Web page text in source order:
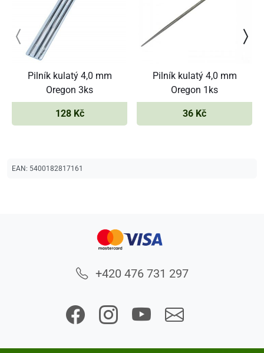
Pilník kulatý 4,0 mm
Oregon 3ks
128 Kč
Pilník kulatý 4,0 mm
Oregon 1ks
36 Kč
EAN: 5400182817161
+420 476 731 297